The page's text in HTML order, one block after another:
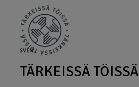
SVEN
TÄRKEISSÄ TÖISSÄ